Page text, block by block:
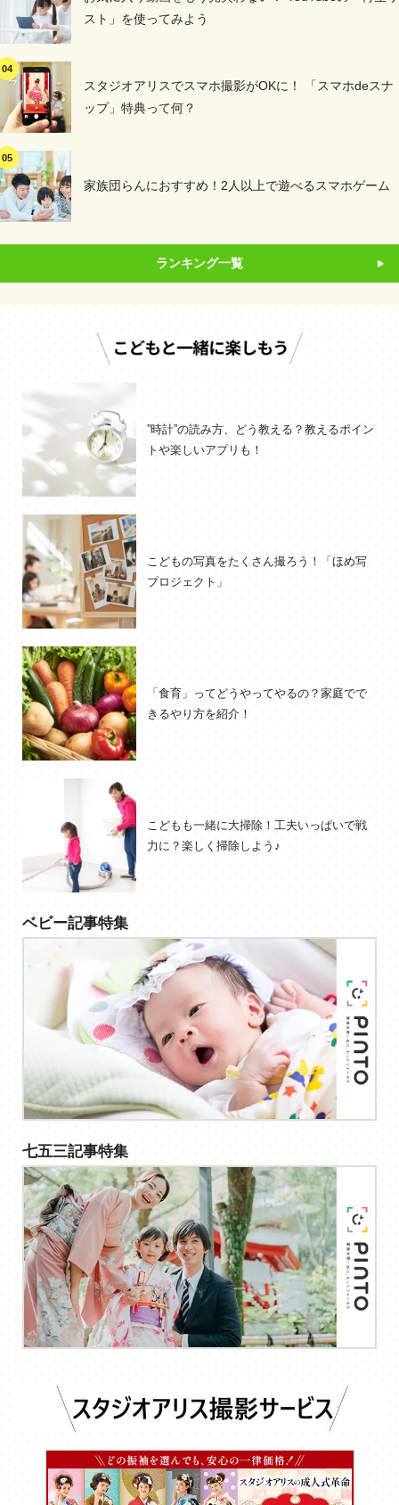
スト」を使ってみよう
スタジオアリスでスマホ撮影がOKに！ 「スマホdeスナ
ップ」特典って何？
家族団らんにおすすめ！2人以上で遊べるスマホゲーム
ランキング一覧
”時計”の読み方、どう教える？教えるポイン
トや楽しいアプリも！
こどもの写真をたくさん撮ろう！「ほめ写
プロジェクト」
「食育」ってどうやってやるの？家庭でで
きるやり方を紹介！
こどもも一緒に大掃除！工夫いっぱいで戦
力に？楽しく掃除しよう♪
ベビー記事特集
七五三記事特集